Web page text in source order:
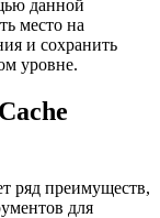
данной
место на
и сохранить
уровне.
ряд преимуществ,
для